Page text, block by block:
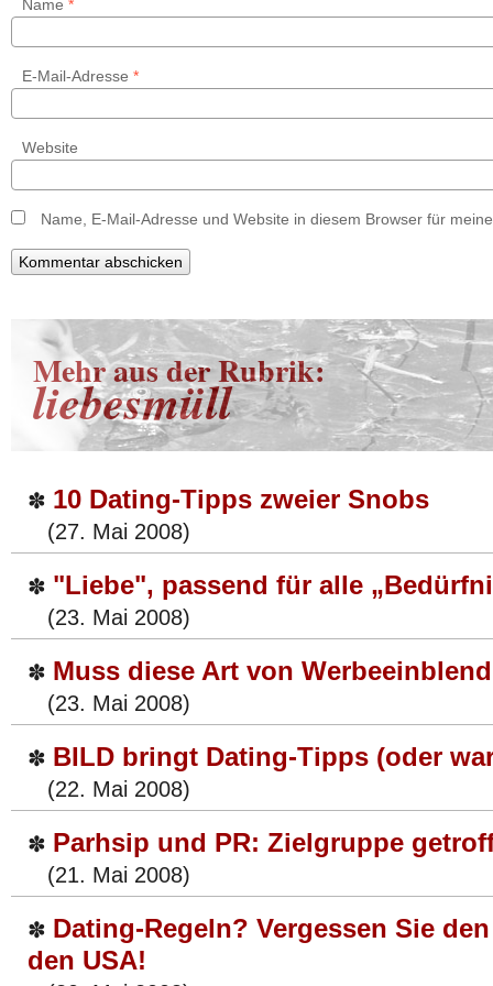
Name *
E-Mail-Adresse *
Website
Name, E-Mail-Adresse und Website in diesem Browser für
Mehr aus der Rubrik:
liebesmüll
✽ 10 Dating-Tipps zweier Snobs
(27. Mai 2008)
✽ "Liebe", passend für alle
(23. Mai 2008)
✽ Muss diese Art von
(23. Mai 2008)
✽ BILD bringt Dating-Tipps (oder
(22. Mai 2008)
✽ Parhsip und PR: Zielgruppe
(21. Mai 2008)
✽ Dating-Regeln? Vergessen Sie
den USA!